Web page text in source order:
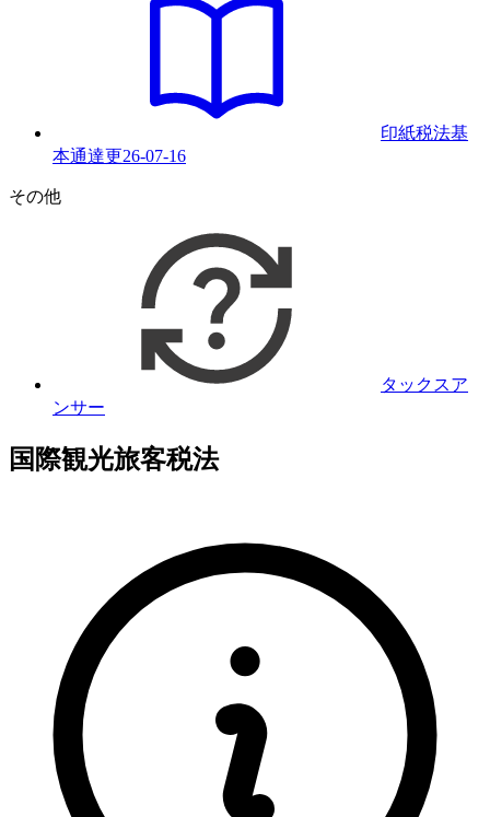
印紙税法基
本通達更26-07-16
その他
タックスア
ンサー
国際観光旅客税法